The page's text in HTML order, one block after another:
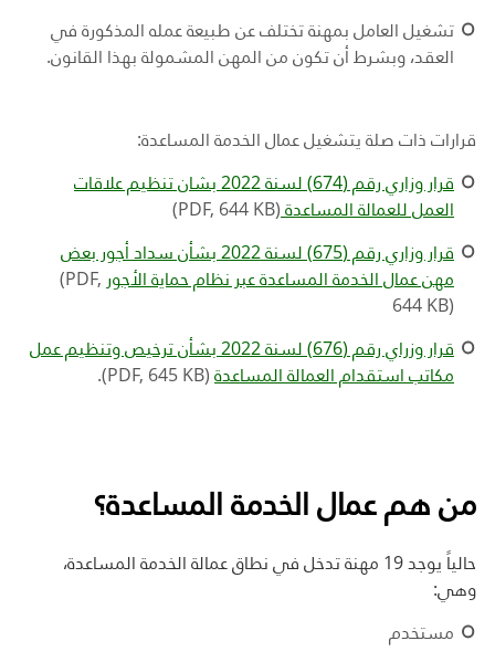
تشغيل العامل بمهنة تختلف عن طبيعة عمله المذكورة في
العقد، وبشرط أن تكون من المهن المشمولة بهذا القانون.
قرارات ذات صلة يتشغيل عمال الخدمة المساعدة:
قرار وزاري رقم (674) لسنة 2022 بشان تنظيم علاقات
العمل للعمالة المساعدة (PDF, 644 KB)
قرار وزاري رقم (675) لسنة 2022 بشأن سداد أجور بعض
مهن عمال الخدمة المساعدة عبر نظام حماية الأجور (PDF,
644 KB)
قرار وزراي رقم (676) لسنة 2022 ﺑﺸﺄن ﺗﺮﺧﯿﺺ وﺗﻨﻈﯿﻢ ﻋﻤﻞ
ﻣﻜﺎﺗﺐ اﺳﺘﻘﺪام اﻟﻌﻤﺎﻟﺔ اﻟﻤﺴﺎﻋﺪة (PDF, 645 KB)
.
من هم عمال الخدمة المساعدة؟
حالياً يوجد
19 مهنة تدخل في نطاق عمالة الخدمة المساعدة،
وهي:
مستخدم